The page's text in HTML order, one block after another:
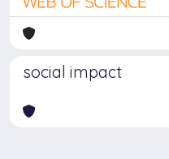
social impact